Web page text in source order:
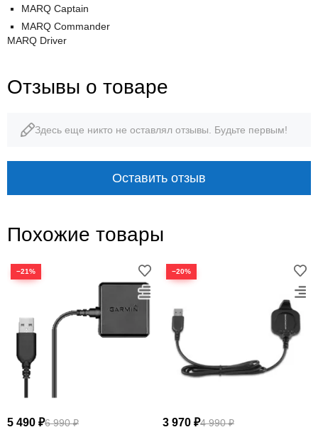
MARQ Captain
MARQ Commander
MARQ Driver
Отзывы о товаре
Здесь еще никто не оставлял отзывы. Будьте первым!
Оставить отзыв
Похожие товары
−21%
5 490 ₽6 990 ₽
−20%
3 970 ₽4 990 ₽